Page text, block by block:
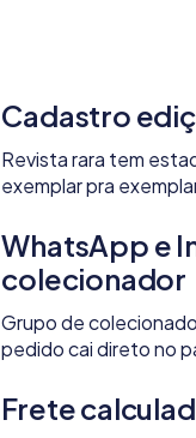
Cadastro
Revista rara tem
exemplar pra
WhatsApp e
colecionador
Grupo de
pedido cai direto no
Frete